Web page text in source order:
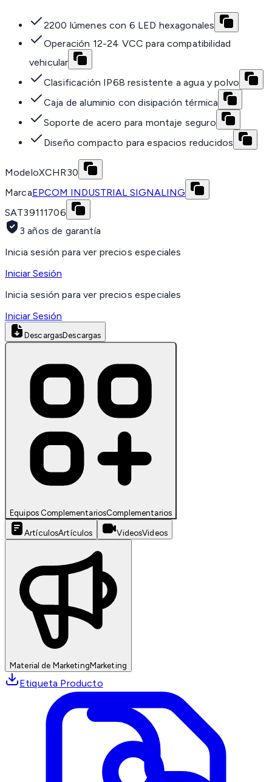
2200 lúmenes con 6 LED hexagonales
Operación 12-24 VCC para compatibilidad
vehicular
Clasificación IP68 resistente a agua y polvo
Caja de aluminio con disipación térmica
Soporte de acero para montaje seguro
Diseño compacto para espacios reducidos
ModeloXCHR30
MarcaEPCOM INDUSTRIAL SIGNALING
SAT39111706
3 años de garantía
Inicia sesión para ver precios especiales
Iniciar Sesión
Inicia sesión para ver precios especiales
Iniciar Sesión
DescargasDescargas
Equipos ComplementariosComplementarios
ArtículosArtículos VideosVideos
Material de MarketingMarketing
Etiqueta Producto